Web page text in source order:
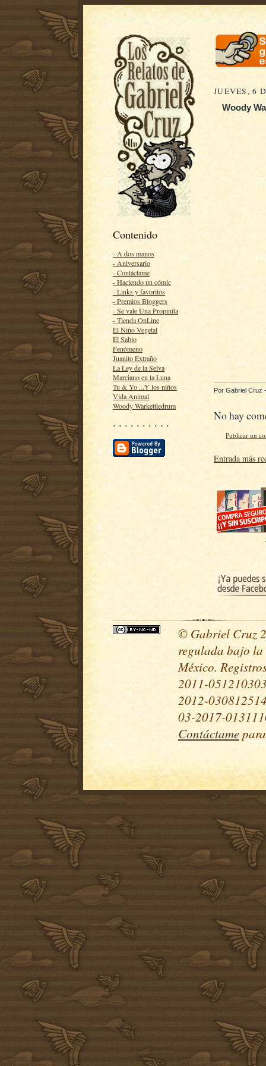
Contenido
- A dos manos
- Aniversario
- Contáctame
- Haciendo un cómic
- Links y favoritos
- Premios Bloggers
- Se vale Una Propinita
- Tienda OnLine
El Niño Vegetal
El Sabio
Fenómeno
Juanito Extraño
La Ley de la Selva
Marciano en la Luna
Tu & Yo ...Y los niños
Vida Animal
Woody Warkettledrum
· · · · · · · · · ·
JUEVES, 6
Woody
Por Gabriel Cruz
No hay
Publicar un
Entrada más
© Gabriel Cruz
regulada bajo la
México.
2011-
2012-
03-2017-
Contáctame